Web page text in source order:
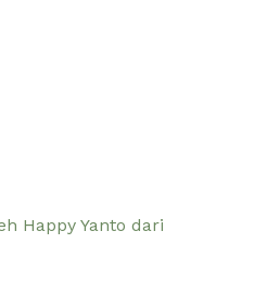
Happy Yanto dari